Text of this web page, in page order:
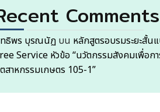
Comments
ธิพร บุรณนัฏ บน หลักสูตรอบรมระยะสั้น
Service หัวข้อ “นวัตกรรมสังคมเพื่อกา
สาหกรรมเกษตร 105-1”